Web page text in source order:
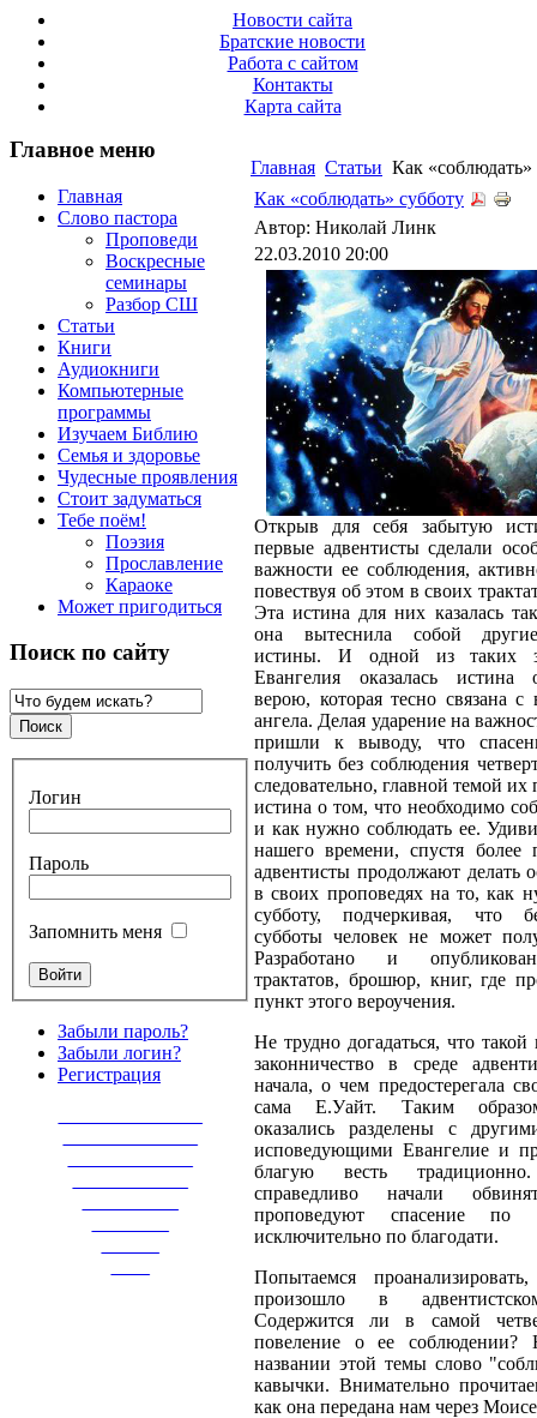
Новости сайта
Братские новости
Работа с сайтом
Контакты
Карта сайта
Главное меню
Главная
Слово пастора
Проповеди
Воскресные
семинары
Разбор СШ
Статьи
Книги
Аудиокниги
Компьютерные
программы
Изучаем Библию
Семья и здоровье
Чудесные проявления
Стоит задуматься
Тебе поём!
Поэзия
Прославление
Караоке
Может пригодиться
Поиск по сайту
Логин
Пароль
Запомнить меня
Забыли пароль?
Забыли логин?
Регистрация
Главная Статьи Как «соблюдать»
Как «соблюдать» субботу
Автор: Николай Линк
22.03.2010 20:00
Открыв для себя забытую
первые адвентисты сделали
важности ее соблюдения,
повествуя об этом в своих
Эта истина для них казалась
она вытеснила собой другие
истины. И одной из таких
Евангелия оказалась истина
верою, которая тесно связана с
ангела. Делая ударение на
пришли к выводу, что
получить без соблюдения
следовательно, главной темой их
истина о том, что необходимо
и как нужно соблюдать ее.
нашего времени, спустя более
адвентисты продолжают делать
в своих проповедях на то, как
субботу, подчеркивая, что
субботы человек не может
Разработано и
трактатов, брошюр, книг, где
пункт этого вероучения.
Не трудно догадаться, что
законничество в среде
начала, о чем предостерегала
сама Е.Уайт. Таким
оказались разделены с
исповедующими Евангелие и
благую весть
справедливо начали
проповедуют спасение
исключительно по благодати.
Попытаемся
произошло в
Содержится ли в самой
повеление о ее соблюдении?
названии этой темы слово
кавычки. Внимательно
как она передана нам через